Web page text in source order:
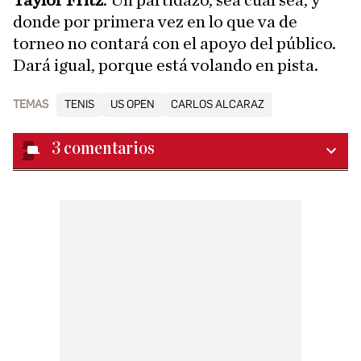
donde por primera vez en lo que va de
torneo no contará con el apoyo del público.
Dará igual, porque está volando en pista.
TEMAS TENIS US OPEN CARLOS ALCARAZ
3 comentarios